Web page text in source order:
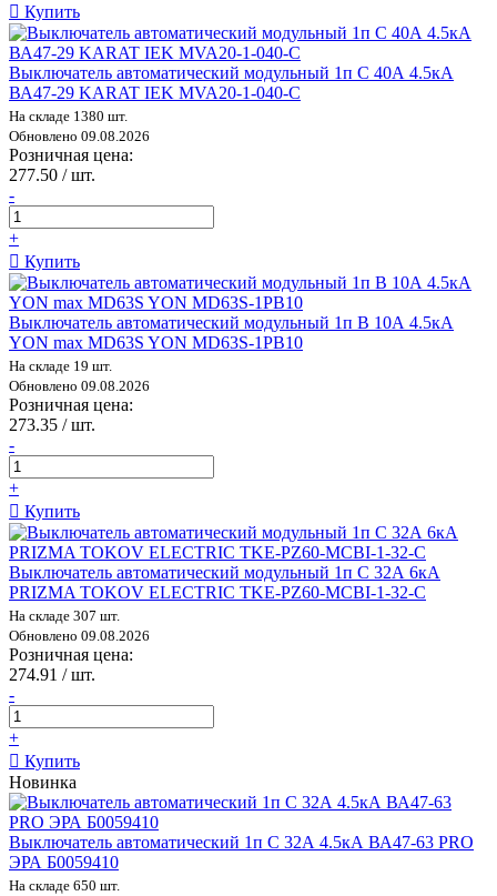
Купить
Выключатель автоматический модульный 1п C 40А 4.5кА
ВА47-29 KARAT IEK MVA20-1-040-C
На складе 1380 шт.
Обновлено 09.08.2026
Розничная цена:
277.50 / шт.
-
+
Купить
Выключатель автоматический модульный 1п B 10А 4.5кА
YON max MD63S YON MD63S-1PB10
На складе 19 шт.
Обновлено 09.08.2026
Розничная цена:
273.35 / шт.
-
+
Купить
Выключатель автоматический модульный 1п C 32А 6кА
PRIZMA TOKOV ELECTRIC TKE-PZ60-MCBI-1-32-C
На складе 307 шт.
Обновлено 09.08.2026
Розничная цена:
274.91 / шт.
-
+
Купить
Новинка
Выключатель автоматический 1п C 32А 4.5кА ВА47-63 PRO
ЭРА Б0059410
На складе 650 шт.